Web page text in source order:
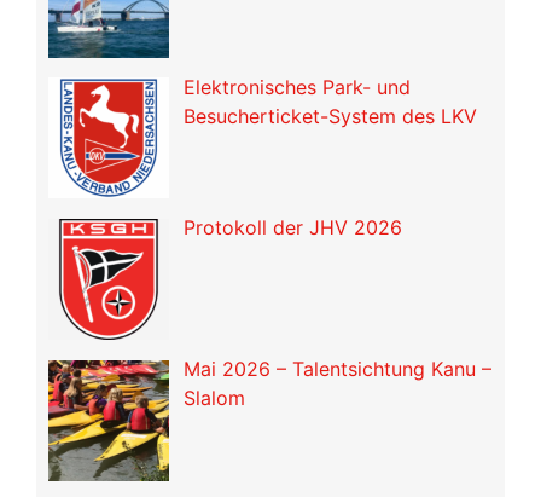
Elektronisches Park- und
Besucherticket-System des LKV
Protokoll der JHV 2026
Mai 2026 – Talentsichtung Kanu –
Slalom